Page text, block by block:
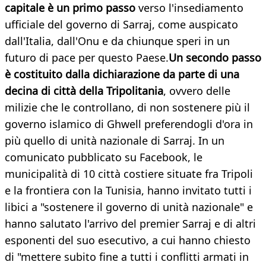
capitale è un primo passo verso l'insediamento
ufficiale del governo di Sarraj, come auspicato
dall'Italia, dall'Onu e da chiunque speri in un
futuro di pace per questo Paese.Un secondo passo
è costituito dalla dichiarazione da parte di una
decina di città della Tripolitania, ovvero delle
milizie che le controllano, di non sostenere più il
governo islamico di Ghwell preferendogli d'ora in
più quello di unità nazionale di Sarraj. In un
comunicato pubblicato su Facebook, le
municipalità di 10 città costiere situate fra Tripoli
e la frontiera con la Tunisia, hanno invitato tutti i
libici a "sostenere il governo di unità nazionale" e
hanno salutato l'arrivo del premier Sarraj e di altri
esponenti del suo esecutivo, a cui hanno chiesto
di "mettere subito fine a tutti i conflitti armati in